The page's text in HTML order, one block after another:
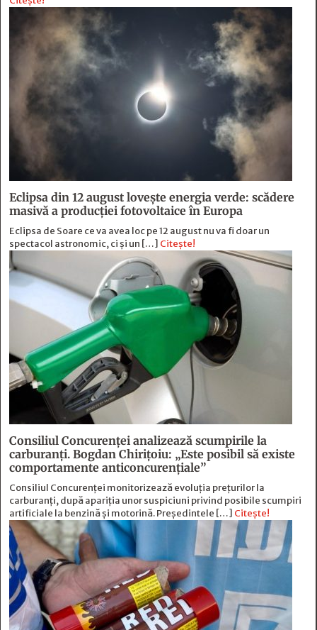
Eclipsa din 12 august lovește energia verde: scădere
masivă a producției fotovoltaice în Europa
Eclipsa de Soare ce va avea loc pe 12 august nu va fi doar un
spectacol astronomic, ci și un […] Citește!
Consiliul Concurenței analizează scumpirile la
carburanți. Bogdan Chirițoiu: „Este posibil să existe
comportamente anticoncurențiale”
Consiliul Concurenței monitorizează evoluția prețurilor la
carburanți, după apariția unor suspiciuni privind posibile scumpiri
artificiale la benzină și motorină. Președintele […] Citește!